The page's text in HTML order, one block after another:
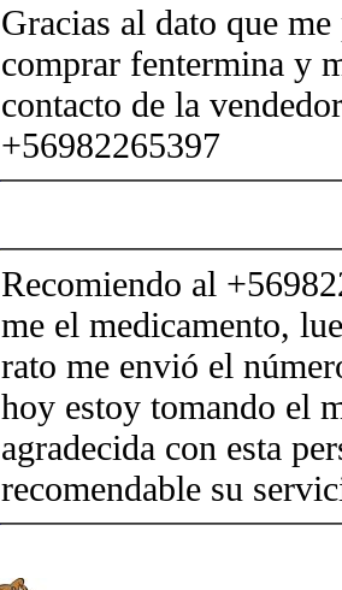
Gracias al dato que me
comprar fentermina y
contacto de la
+56982265397
Recomiendo al
me el medicamento,
rato me envió el
hoy estoy tomando el
agradecida con esta
recomendable su